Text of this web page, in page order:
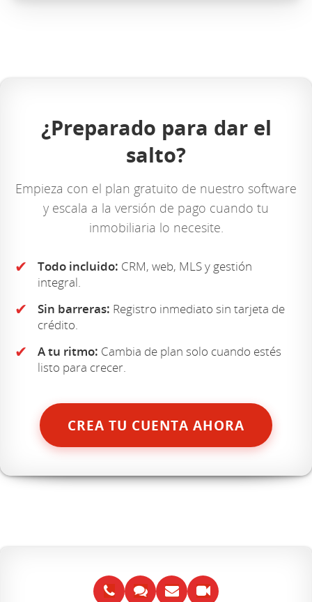
¿Preparado para dar el
salto?
Empieza con el plan gratuito de nuestro software
y escala a la versión de pago cuando tu
inmobiliaria lo necesite.
✔ Todo incluido: CRM, web, MLS y gestión
integral.
✔ Sin barreras: Registro inmediato sin tarjeta de
crédito.
✔ A tu ritmo: Cambia de plan solo cuando estés
listo para crecer.
CREA TU CUENTA AHORA